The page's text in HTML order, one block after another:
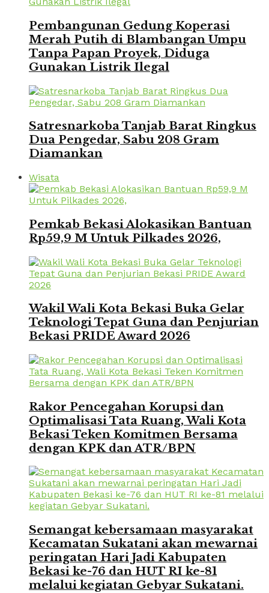
Pembangunan Gedung Koperasi
Merah Putih di Blambangan Umpu
Tanpa Papan Proyek, Diduga
Gunakan Listrik Ilegal
Satresnarkoba Tanjab Barat Ringkus
Dua Pengedar, Sabu 208 Gram
Diamankan
Wisata
Pemkab Bekasi Alokasikan Bantuan
Rp59,9 M Untuk Pilkades 2026,
Wakil Wali Kota Bekasi Buka Gelar
Teknologi Tepat Guna dan Penjurian
Bekasi PRIDE Award 2026
Rakor Pencegahan Korupsi dan
Optimalisasi Tata Ruang, Wali Kota
Bekasi Teken Komitmen Bersama
dengan KPK dan ATR/BPN
Semangat kebersamaan masyarakat
Kecamatan Sukatani akan mewarnai
peringatan Hari Jadi Kabupaten
Bekasi ke-76 dan HUT RI ke-81
melalui kegiatan Gebyar Sukatani.